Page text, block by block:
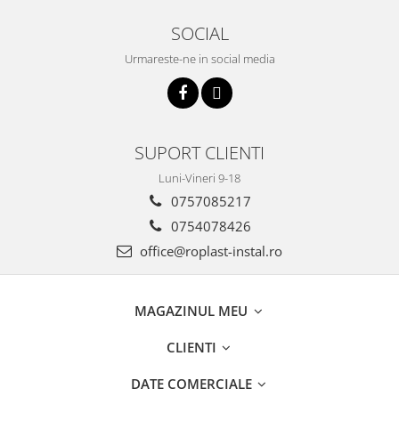
Incalzire clasica in pardoseala
Teava incalzire pardoseala
Grupuri de pompare si amestec
Pachete incalzire in pardoseala
SOCIAL
Urmareste-ne in social media
SUPORT CLIENTI
Luni-Vineri 9-18
0757085217
0754078426
office@roplast-instal.ro
MAGAZINUL MEU
CLIENTI
DATE COMERCIALE